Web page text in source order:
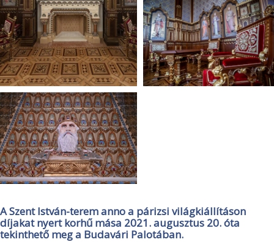
A Szent István-terem anno a párizsi világkiállításon
díjakat nyert korhű mása 2021. augusztus 20. óta
tekinthető meg a Budavári Palotában.